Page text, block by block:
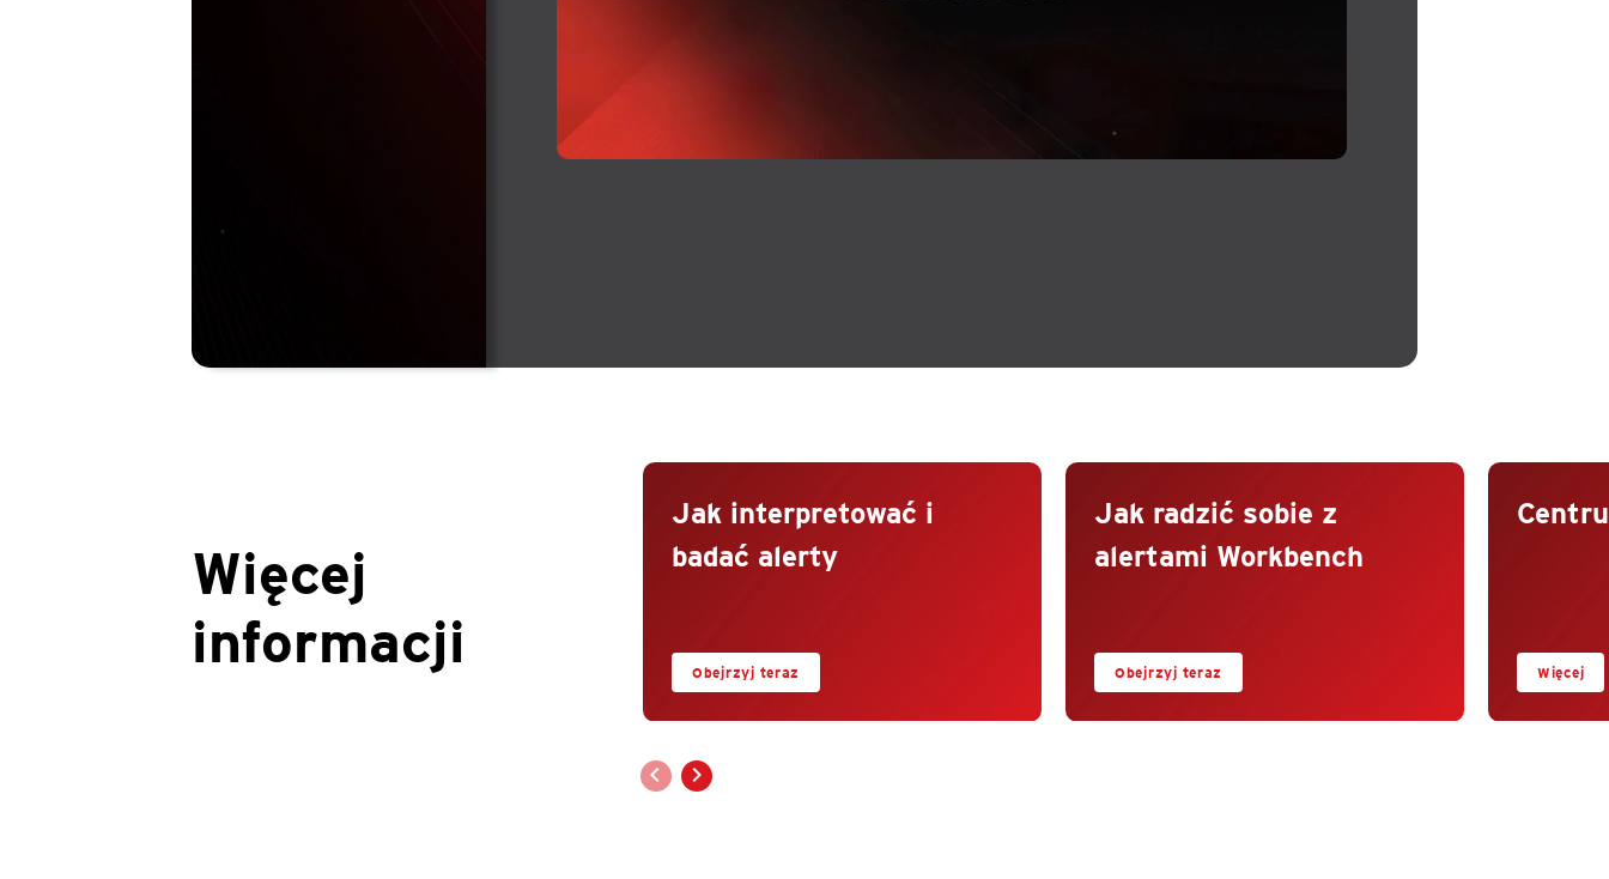
Więcej
informacji
Jak interpretować i
badać alerty
Obejrzyj teraz
Jak radzić sobie z
alertami Workbench
Obejrzyj teraz Więcej